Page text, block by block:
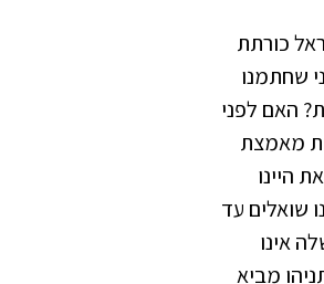
כורתת
שחתמנו
האם לפני
מאמצת
היינו
שואלים עד
אינו
מביא